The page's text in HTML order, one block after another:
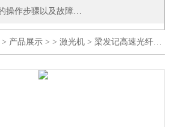
> 产品展示 > >激光机 > 梁发记高速光纤激光切割机